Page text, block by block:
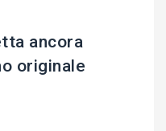
ancora
originale